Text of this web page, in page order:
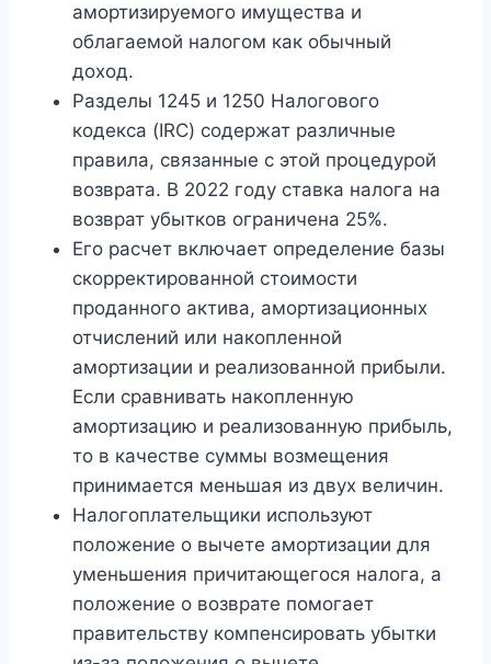
амортизируемого имущества и
облагаемой налогом как обычный
доход.
Разделы 1245 и 1250 Налогового
кодекса (IRC) содержат различные
правила, связанные с этой процедурой
возврата. В 2022 году ставка налога на
возврат убытков ограничена 25%.
Его расчет включает определение базы
скорректированной стоимости
проданного актива, амортизационных
отчислений или накопленной
амортизации и реализованной прибыли.
Если сравнивать накопленную
амортизацию и реализованную прибыль,
то в качестве суммы возмещения
принимается меньшая из двух величин.
Налогоплательщики используют
положение о вычете амортизации для
уменьшения причитающегося налога, а
положение о возврате помогает
правительству компенсировать убытки